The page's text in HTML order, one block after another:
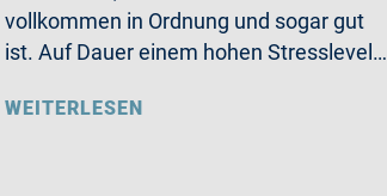
vollkommen in Ordnung und sogar gut
ist. Auf Dauer einem hohen Stresslevel…
WEITERLESEN